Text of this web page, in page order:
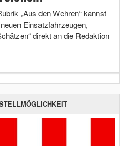
„Aus den Wehren“ kannst
Einsatzfahrzeugen,
direkt an die Redaktion